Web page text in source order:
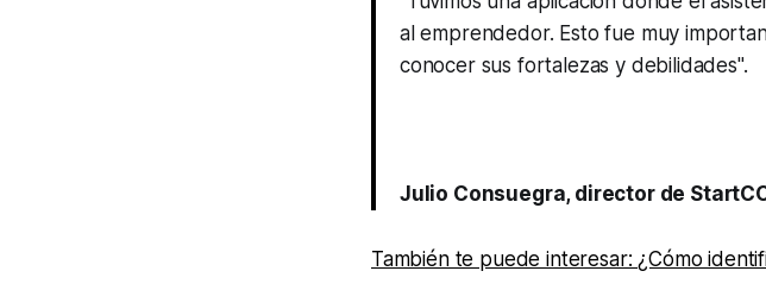
al emprendedor. Esto fue muy
conocer sus fortalezas y debilidades".
Julio Consuegra, director de
También te puede interesar: ¿Cómo